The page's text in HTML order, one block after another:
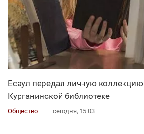
Есаул передал личную коллекцию
Курганинской библиотеке
Общество сегодня, 15:03